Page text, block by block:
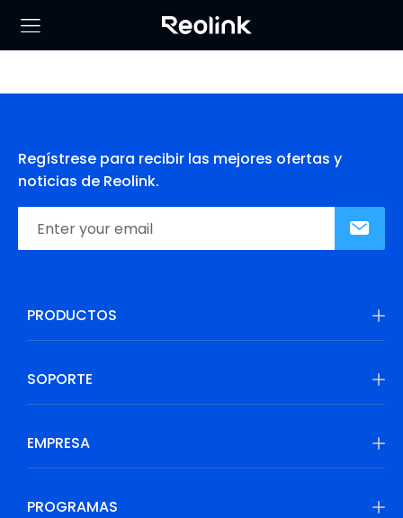
Regístrese para recibir las mejores ofertas y
noticias de Reolink.
PRODUCTOS
SOPORTE
EMPRESA
PROGRAMAS